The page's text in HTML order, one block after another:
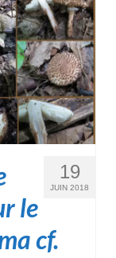
19
JUIN 2018
le
cf.